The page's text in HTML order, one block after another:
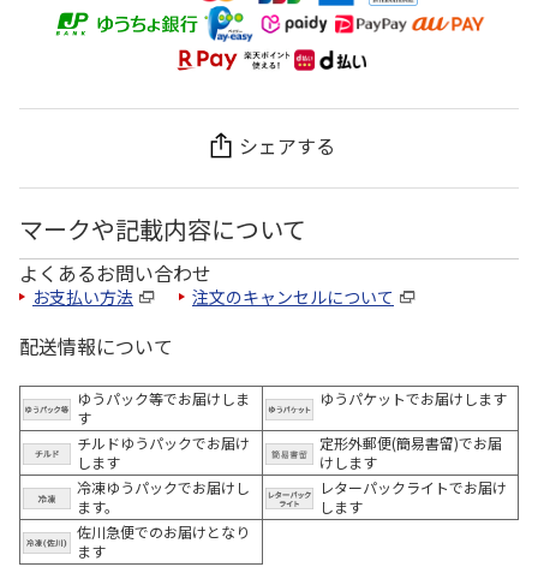
シェアする
マークや記載内容について
よくあるお問い合わせ
お支払い方法 注文のキャンセルについて
配送情報について
ゆうパック等でお届けしま
す
ゆうパケットでお届けします
チルドゆうパックでお届け
します
定形外郵便(簡易書留)でお届
けします
冷凍ゆうパックでお届けし
ます。
レターパックライトでお届け
します
佐川急便でのお届けとなり
ます